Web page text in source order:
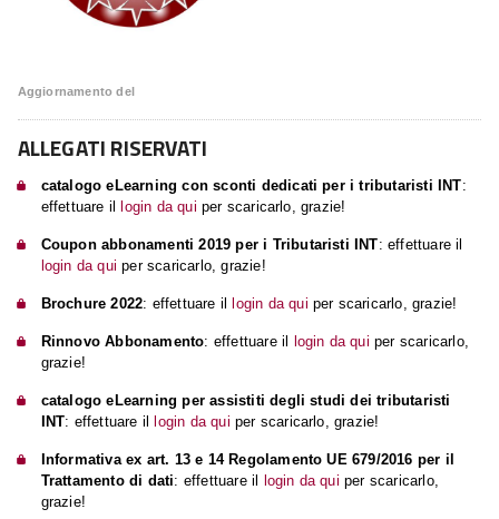
Aggiornamento del
ALLEGATI RISERVATI
🔒 catalogo eLearning con sconti dedicati per i tributaristi INT:
effettuare il
login da qui per scaricarlo, grazie!
🔒 Coupon abbonamenti 2019 per i Tributaristi INT: effettuare il
login da qui per scaricarlo, grazie!
🔒 Brochure 2022: effettuare il login da qui per scaricarlo, grazie!
🔒 Rinnovo Abbonamento: effettuare il login da qui per scaricarlo,
grazie!
🔒
catalogo eLearning per assistiti degli studi dei tributaristi
INT: effettuare il login da qui per scaricarlo, grazie!
🔒
Informativa ex art. 13 e 14 Regolamento UE 679/2016 per il
Trattamento di dati: effettuare il login da qui per scaricarlo,
grazie!